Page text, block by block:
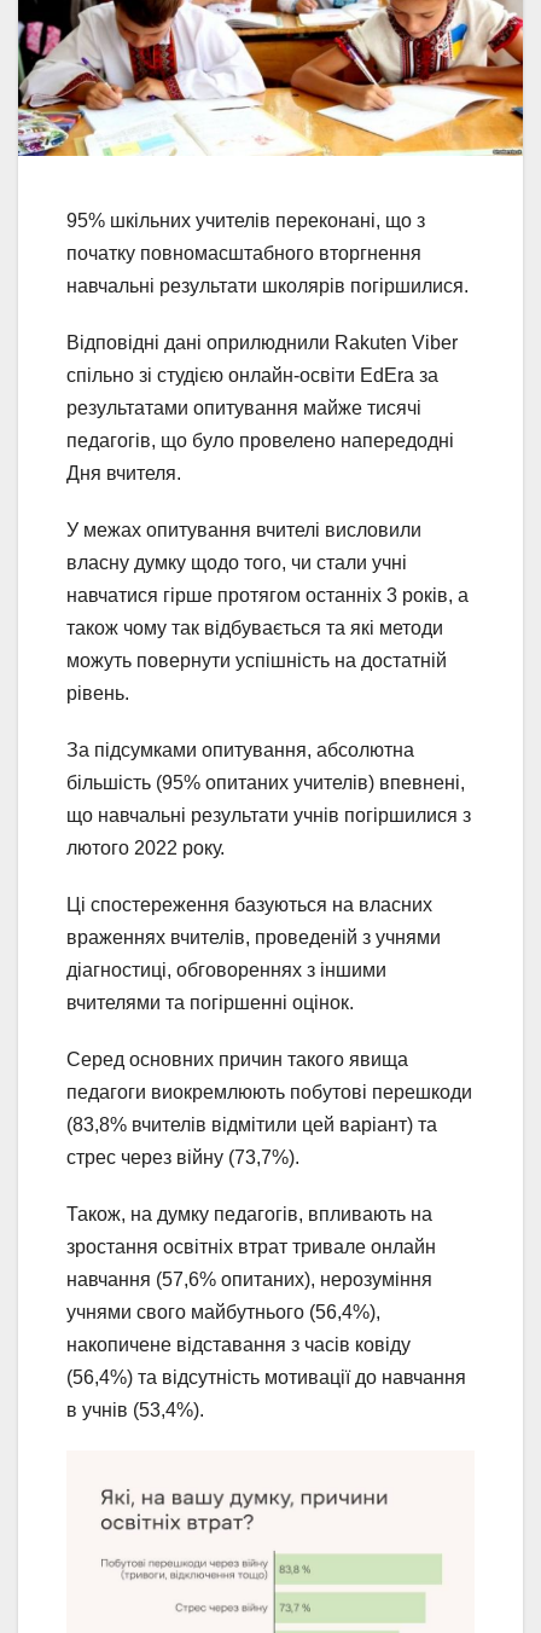
95% шкільних учителів переконані, що з
початку повномасштабного вторгнення
навчальні результати школярів погіршилися.
Відповідні дані оприлюднили Rakuten Viber
спільно зі студією онлайн-освіти EdEra за
результатами опитування майже тисячі
педагогів, що було провелено напередодні
Дня вчителя.
У межах опитування вчителі висловили
власну думку щодо того, чи стали учні
навчатися гірше протягом останніх 3 років, а
також чому так відбувається та які методи
можуть повернути успішність на достатній
рівень.
За підсумками опитування, абсолютна
більшість (95% опитаних учителів) впевнені,
що навчальні результати учнів погіршилися з
лютого 2022 року.
Ці спостереження базуються на власних
враженнях вчителів, проведеній з учнями
діагностиці, обговореннях з іншими
вчителями та погіршенні оцінок.
Серед основних причин такого явища
педагоги виокремлюють побутові перешкоди
(83,8% вчителів відмітили цей варіант) та
стрес через війну (73,7%).
Також, на думку педагогів, впливають на
зростання освітніх втрат тривале онлайн
навчання (57,6% опитаних), нерозуміння
учнями свого майбутнього (56,4%),
накопичене відставання з часів ковіду
(56,4%) та відсутність мотивації до навчання
в учнів (53,4%).